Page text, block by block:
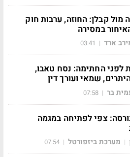
מול קבלן: החוזה, ערבות חוק
במסירה
ארד |
03:41
לפני החתימה: נסח טאבו,
שמאי ועורך דין
בר |
07:58
צפי לפתיחה במגמה
| מערכת ביזפורטל |
07:54